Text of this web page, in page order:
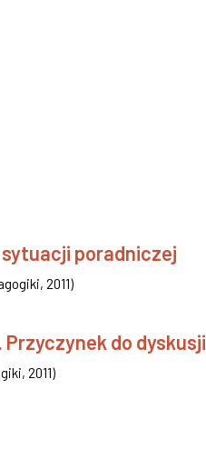
poradniczej
, 2011)
do dyskusji
, 2011)